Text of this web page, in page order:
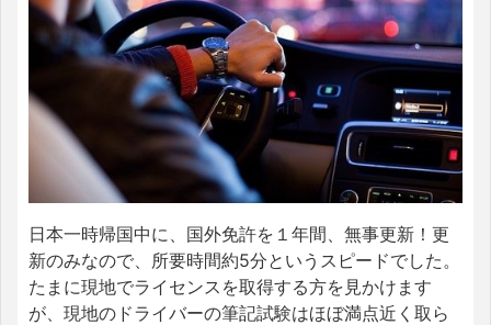
日本一時帰国中に、国外免許を１年間、無事更新！更
新のみなので、所要時間約5分というスピードでした。
たまに現地でライセンスを取得する方を見かけます
が、現地のドライバーの筆記試験はほぼ満点近く取ら